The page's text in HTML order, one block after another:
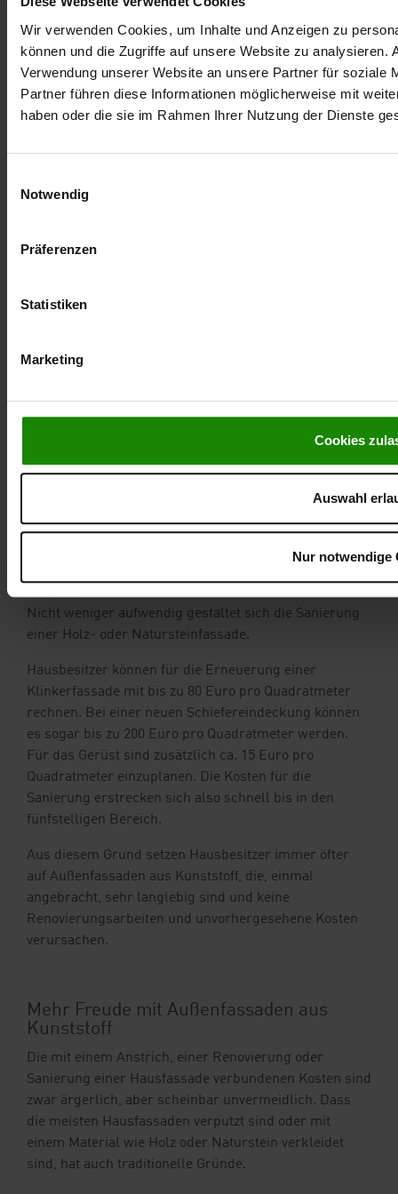
Wir verwenden Cookies, um Inhalte und Anzeigen zu
können und die Zugriffe auf unsere Website zu analysieren.
Verwendung unserer Website an unsere Partner für soziale
Partner führen diese Informationen möglicherweise mit
haben oder die sie im Rahmen Ihrer Nutzung der Dienste
Notwendig
Präferenzen
Statistiken
Marketing
Cookies
Auswahl
Nur notwendige
Fachmann führt oft zur Empfehlung einer Sanierung
oder einer kompletten Erneuerung der Außenfassade.
Auch im Rahmen der Energierinsparverordnung
stehen viele Hausbesitzer nun vor der wichtigen
Entscheidung, welches Material Sie für Ihre neue
Außenfassaden verursachen laufende
Bereits bei einem einfachen Fassadenanstrich handelt
fachmännisch zu errichten ist und je nach Größe des
Zu den notwendigen Vorarbeiten zählt eine Reinigung
der Fassade, um einen tragfähigen Untergrund für die
Grundierung herzustellen. Zuvor sind etwaige Risse
vermörteln. Die Auswahl der Fassadenfarbe sollte sich
nach den jeweiligen Anforderungen und Ansprüchen
Nicht weniger aufwendig gestaltet sich die Sanierung
einer Holz- oder Natursteinfassade.
Hausbesitzer können für die Erneuerung einer
Klinkerfassade mit bis zu 80 Euro pro Quadratmeter
rechnen. Bei einer neuen Schiefereindeckung können
es sogar bis zu 200 Euro pro Quadratmeter werden.
Für das Gerüst sind zusätzlich ca. 15 Euro pro
Quadratmeter einzuplanen. Die Kosten für die
Sanierung erstrecken sich also schnell bis in den
fünfstelligen Bereich.
Aus diesem Grund setzen Hausbesitzer immer öfter
auf Außenfassaden aus Kunststoff, die, einmal
angebracht, sehr langlebig sind und keine
Renovierungsarbeiten und unvorhergesehene Kosten
verursachen.
Mehr Freude mit Außenfassaden aus
Kunststoff
Die mit einem Anstrich, einer Renovierung oder
Sanierung einer Hausfassade verbundenen Kosten sind
zwar ärgerlich, aber scheinbar unvermeidlich. Dass
die meisten Hausfassaden verputzt sind oder mit
einem Material wie Holz oder Naturstein verkleidet
sind, hat auch traditionelle Gründe.